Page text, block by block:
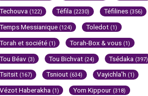
Techouva (122) Téfila (2230) Téfilines (356)
Temps Messianique (124) Toledot (1)
Torah et société (1) Torah-Box & vous (1)
Tou Béav (3) Tou Bichvat (24) Tsédaka (397)
Tsitsit (167) Tsniout (634) Vayichla'h (1)
Vézot Haberakha (1) Yom Kippour (318)